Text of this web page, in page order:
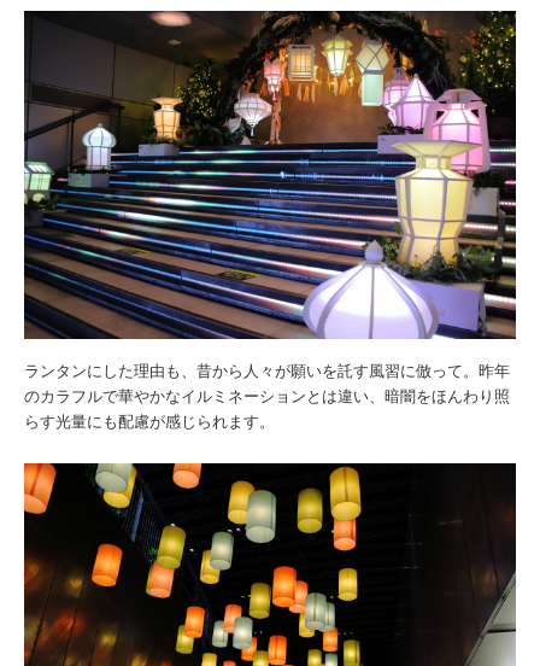
ランタンにした理由も、昔から人々が願いを託す風習に倣って。昨年
のカラフルで華やかなイルミネーションとは違い、暗闇をほんわり照
らす光量にも配慮が感じられます。